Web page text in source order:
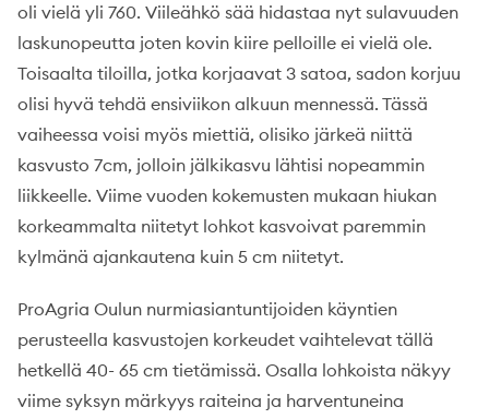
oli vielä yli 760. Viileähkö sää hidastaa nyt sulavuuden
laskunopeutta joten kovin kiire pelloille ei vielä ole.
Toisaalta tiloilla, jotka korjaavat 3 satoa, sadon korjuu
olisi hyvä tehdä ensiviikon alkuun mennessä. Tässä
vaiheessa voisi myös miettiä, olisiko järkeä niittä
kasvusto 7cm, jolloin jälkikasvu lähtisi nopeammin
liikkeelle. Viime vuoden kokemusten mukaan hiukan
korkeammalta niitetyt lohkot kasvoivat paremmin
kylmänä ajankautena kuin 5 cm niitetyt.
ProAgria Oulun nurmiasiantuntijoiden käyntien
perusteella kasvustojen korkeudet vaihtelevat tällä
hetkellä 40- 65 cm tietämissä. Osalla lohkoista näkyy
viime syksyn märkyys raiteina ja harventuneina